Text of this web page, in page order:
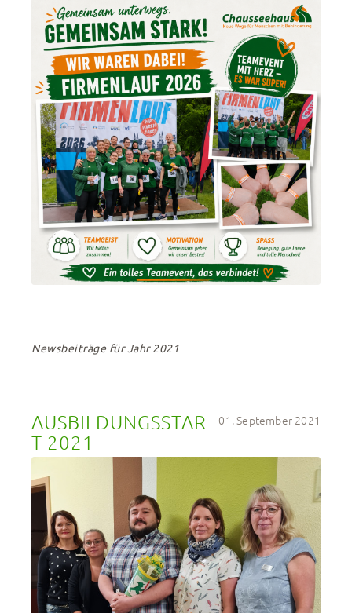
Newsbeiträge für Jahr 2021
01. September 2021
AUSBILDUNGSSTAR
T 2021